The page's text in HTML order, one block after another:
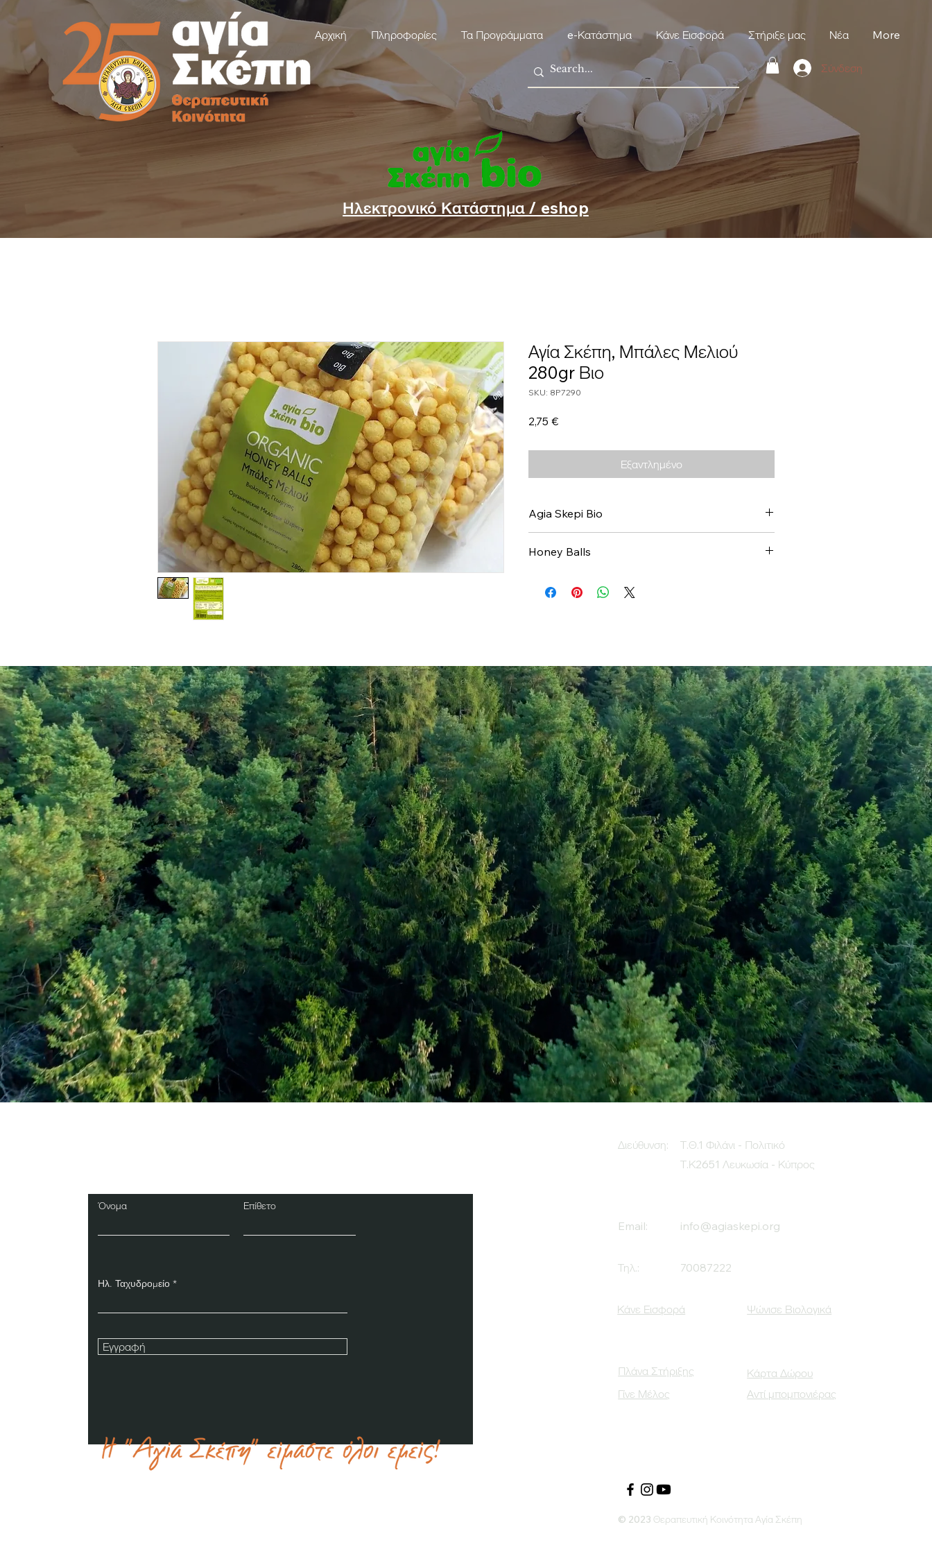
Αρχική Πληροφορίες Τα Προγράμματα e-Κατάστημα Κάνε Εισφορά Στήριξε μας Νέα More
Σύνδεση
Ηλεκτρονικό Κατάστημα / eshop
Αγία Σκέπη, Μπάλες Μελιού
280gr Βιο
SKU: 8P7290
2,75 €Τιμή
Εξαντλημένο
Agia Skepi Bio
Honey Balls
Όνομα Επίθετο
Ηλ. Ταχυδρομείο
Εγγραφή
Διεύθυνση:
Τ.Θ.1 Φιλάνι - Πολιτικό
Τ.Κ2651 Λευκωσία - Κύπρος
Email: info@agiaskepi.org
Τηλ.: 70087222
Κάνε Εισφορά Ψώνισε Βιολογικά
Πλάνα Στήριξης
Γίνε Μέλος
Κάρτα Δώρου
Αντί μπομπονιέρας
© 2023 Θεραπευτική Κοινότητα Αγία Σκέπη